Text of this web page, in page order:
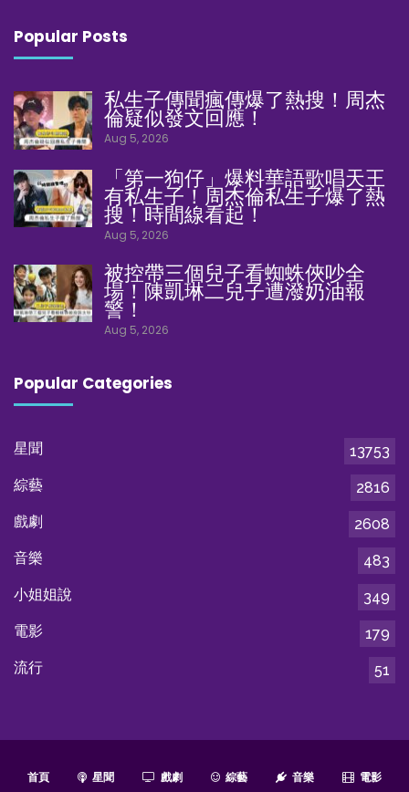
Popular Posts
私生子傳聞瘋傳爆了熱搜！周杰
倫疑似發文回應！
Aug 5, 2026
「第一狗仔」爆料華語歌唱天王
有私生子！周杰倫私生子爆了熱
搜！時間線看起！
Aug 5, 2026
被控帶三個兒子看蜘蛛俠吵全
場！陳凱琳二兒子遭潑奶油報
警！
Aug 5, 2026
Popular Categories
星聞
13753
綜藝
2816
戲劇
2608
音樂
483
小姐姐說
349
電影
179
流行
51
首頁 星聞 戲劇 綜藝 音樂 電影